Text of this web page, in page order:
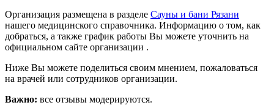
Организация размещена в разделе Сауны и бани Рязани
нашего медицинского справочника. Информацию о том, как
добраться, а также график работы Вы можете уточнить на
официальном сайте организации .
Ниже Вы можете поделиться своим мнением, пожаловаться
на врачей или сотрудников организации.
Важно: все отзывы модерируются.